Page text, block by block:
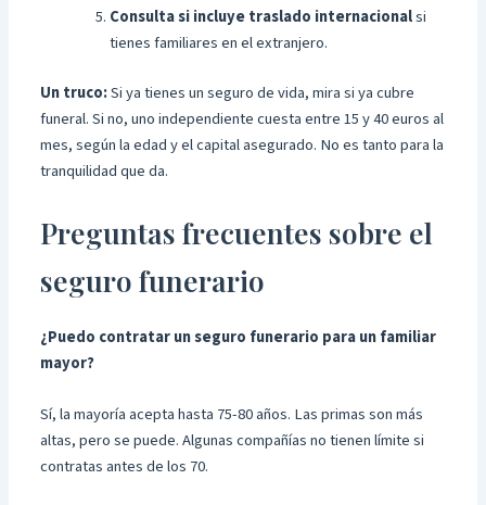
Consulta si incluye traslado internacionalsi
tienes familiares en el extranjero.
Un truco:Si ya tienes un seguro de vida, mira si ya cubre
funeral. Si no, uno independiente cuesta entre 15 y 40 euros al
mes, según la edad y el capital asegurado. No es tanto para la
tranquilidad que da.
Preguntas frecuentes sobre el
seguro funerario
¿Puedo contratar un seguro funerario para un familiar
mayor?
Sí, la mayoría acepta hasta 75-80 años. Las primas son más
altas, pero se puede. Algunas compañías no tienen límite si
contratas antes de los 70.